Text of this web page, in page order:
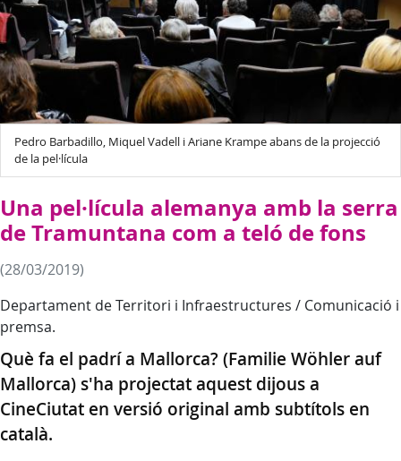
Pedro Barbadillo, Miquel Vadell i Ariane Krampe abans de la projecció
de la pel·lícula
Una pel·lícula alemanya amb la serra
de Tramuntana com a teló de fons
(28/03/2019)
Departament de Territori i Infraestructures / Comunicació i
premsa.
Què fa el padrí a Mallorca? (Familie Wöhler auf
Mallorca) s'ha projectat aquest dijous a
CineCiutat en versió original amb subtítols en
català.